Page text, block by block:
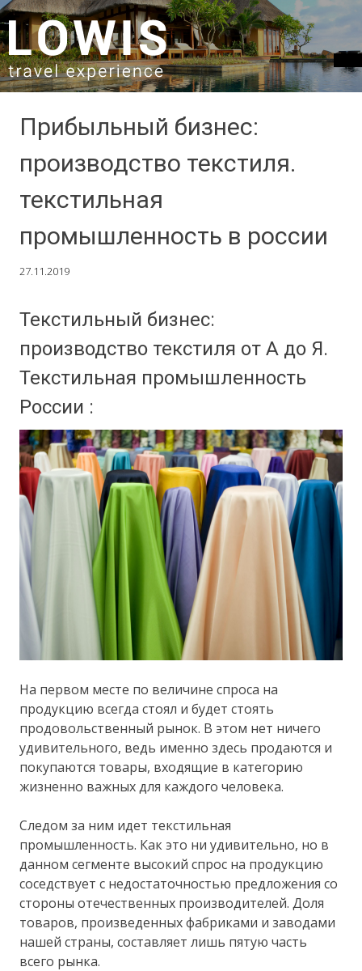
SKIP TO CONTENT
Прибыльный бизнес:
производство текстиля.
текстильная
промышленность в россии
27.11.2019
Текстильный бизнес:
производство текстиля от А до Я.
Текстильная промышленность
России :
На первом месте по величине спроса на
продукцию всегда стоял и будет стоять
продовольственный рынок. В этом нет ничего
удивительного, ведь именно здесь продаются и
покупаются товары, входящие в категорию
жизненно важных для каждого человека.
Следом за ним идет текстильная
промышленность. Как это ни удивительно, но в
данном сегменте высокий спрос на продукцию
соседствует с недостаточностью предложения со
стороны отечественных производителей. Доля
товаров, произведенных фабриками и заводами
нашей страны, составляет лишь пятую часть
всего рынка.